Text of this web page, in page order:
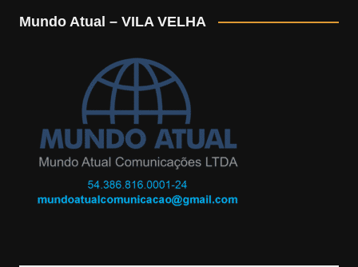
g
r
g
l
e
M
T
u
b
e
Mundo Atual – VILA VELHA